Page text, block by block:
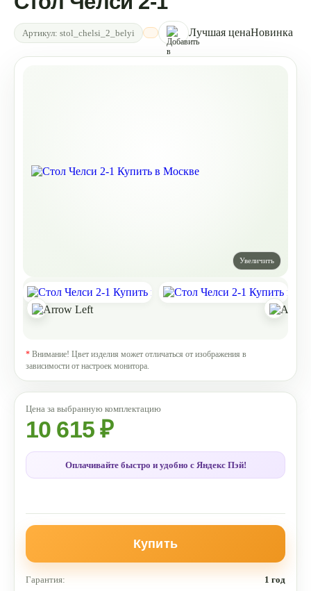
Артикул: stol_chelsi_2_belyi Лучшая ценаНовинка
* Внимание! Цвет изделия может отличаться от изображения в
зависимости от настроек монитора.
10 615 ₽
Оплачивайте быстро и удобно с Яндекс Пэй!
Купить
Гарантия: 1 год